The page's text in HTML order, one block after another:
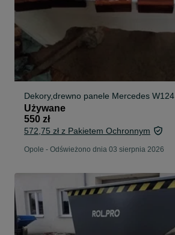
Dekory,drewno panele Mercedes W124
Używane
550 zł
572,75 zł z Pakietem Ochronnym
Opole - Odświeżono dnia 03 sierpnia 2026